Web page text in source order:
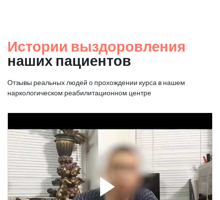
Истории выздоровления
наших пациентов
Отзывы реальных людей о прохождении курса в нашем
наркологическом реабилитационном центре